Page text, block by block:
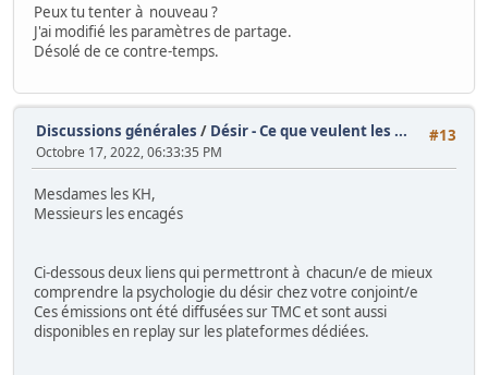
Peux tu tenter à nouveau ?
J'ai modifié les paramètres de partage.
Désolé de ce contre-temps.
#13
Discussions générales / Désir - Ce que veulent les ...
Octobre 17, 2022, 06:33:35 PM
Mesdames les KH,
Messieurs les encagés
Ci-dessous deux liens qui permettront à chacun/e de mieux
comprendre la psychologie du désir chez votre conjoint/e
Ces émissions ont été diffusées sur TMC et sont aussi
disponibles en replay sur les plateformes dédiées.